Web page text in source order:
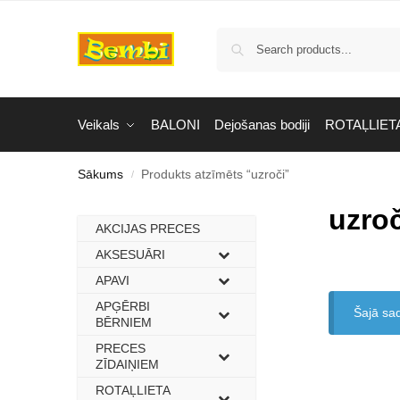
Veikals BALONI Dejošanas bodiji
Sākums / Produkts atzīmēts “uzroči”
Šajā
AKCIJAS PRECES
–
AKSESUĀRI
–
APAVI
–
APĢĒRBI
BĒRNIEM
–
PRECES
ZĪDAIŅIEM
–
ROTAĻLIETA
–